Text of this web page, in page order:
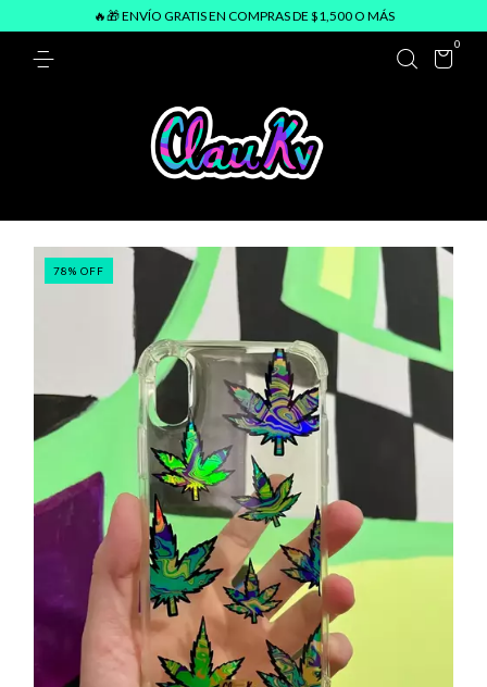
🔥🎁 ENVÍO GRATIS EN COMPRAS DE $1,500 O MÁS
0
78% OFF